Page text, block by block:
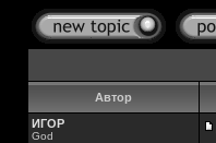
Автор
ИГОР
God